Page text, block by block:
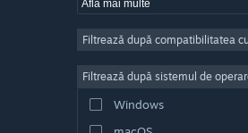
Află mai multe
Filtrează după compatibilitatea
Filtrează după sistemul de
Windows